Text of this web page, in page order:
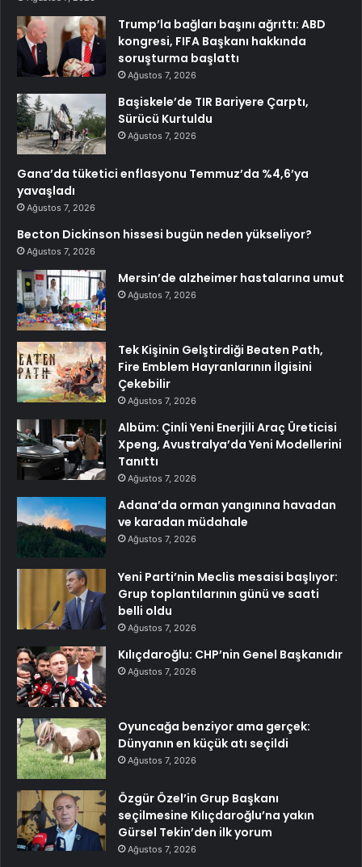
Trump’la bağları başını ağrıttı: ABD
kongresi, FIFA Başkanı hakkında
soruşturma başlattı
Ağustos 7, 2026
Başiskele’de TIR Bariyere Çarptı,
Sürücü Kurtuldu
Ağustos 7, 2026
Gana’da tüketici enflasyonu Temmuz’da %4,6’ya
yavaşladı
Ağustos 7, 2026
Becton Dickinson hissesi bugün neden yükseliyor?
Ağustos 7, 2026
Mersin’de alzheimer hastalarına umut
Ağustos 7, 2026
Tek Kişinin Gelştirdiği Beaten Path,
Fire Emblem Hayranlarının İlgisini
Çekebilir
Ağustos 7, 2026
Albüm: Çinli Yeni Enerjili Araç Üreticisi
Xpeng, Avustralya’da Yeni Modellerini
Tanıttı
Ağustos 7, 2026
Adana’da orman yangınına havadan
ve karadan müdahale
Ağustos 7, 2026
Yeni Parti’nin Meclis mesaisi başlıyor:
Grup toplantılarının günü ve saati
belli oldu
Ağustos 7, 2026
Kılıçdaroğlu: CHP’nin Genel Başkanıdır
Ağustos 7, 2026
Oyuncağa benziyor ama gerçek:
Dünyanın en küçük atı seçildi
Ağustos 7, 2026
Özgür Özel’in Grup Başkanı
seçilmesine Kılıçdaroğlu’na yakın
Gürsel Tekin’den ilk yorum
Ağustos 7, 2026